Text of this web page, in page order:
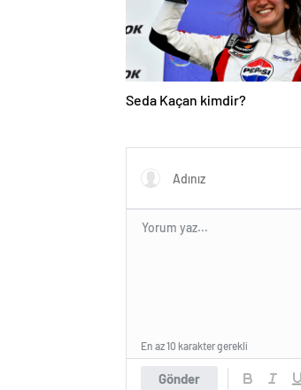
Seda Kaçan kimdir?
Gönder
En az 10 karakter gerekli